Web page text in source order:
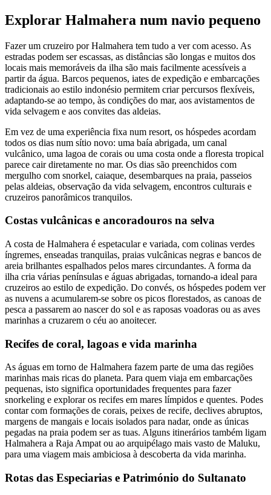
Explorar Halmahera num navio pequeno
Fazer um cruzeiro por Halmahera tem tudo a ver com acesso. As
estradas podem ser escassas, as distâncias são longas e muitos dos
locais mais memoráveis da ilha são mais facilmente acessíveis a
partir da água. Barcos pequenos, iates de expedição e embarcações
tradicionais ao estilo indonésio permitem criar percursos flexíveis,
adaptando-se ao tempo, às condições do mar, aos avistamentos de
vida selvagem e aos convites das aldeias.
Em vez de uma experiência fixa num resort, os hóspedes acordam
todos os dias num sítio novo: uma baía abrigada, um canal
vulcânico, uma lagoa de corais ou uma costa onde a floresta tropical
parece cair diretamente no mar. Os dias são preenchidos com
mergulho com snorkel, caiaque, desembarques na praia, passeios
pelas aldeias, observação da vida selvagem, encontros culturais e
cruzeiros panorâmicos tranquilos.
Costas vulcânicas e ancoradouros na selva
A costa de Halmahera é espetacular e variada, com colinas verdes
íngremes, enseadas tranquilas, praias vulcânicas negras e bancos de
areia brilhantes espalhados pelos mares circundantes. A forma da
ilha cria várias penínsulas e águas abrigadas, tornando-a ideal para
cruzeiros ao estilo de expedição. Do convés, os hóspedes podem ver
as nuvens a acumularem-se sobre os picos florestados, as canoas de
pesca a passarem ao nascer do sol e as raposas voadoras ou as aves
marinhas a cruzarem o céu ao anoitecer.
Recifes de coral, lagoas e vida marinha
As águas em torno de Halmahera fazem parte de uma das regiões
marinhas mais ricas do planeta. Para quem viaja em embarcações
pequenas, isto significa oportunidades frequentes para fazer
snorkeling e explorar os recifes em mares límpidos e quentes. Podes
contar com formações de corais, peixes de recife, declives abruptos,
margens de mangais e locais isolados para nadar, onde as únicas
pegadas na praia podem ser as tuas. Alguns itinerários também ligam
Halmahera a Raja Ampat ou ao arquipélago mais vasto de Maluku,
para uma viagem mais ambiciosa à descoberta da vida marinha.
Rotas das Especiarias e Património do Sultanato